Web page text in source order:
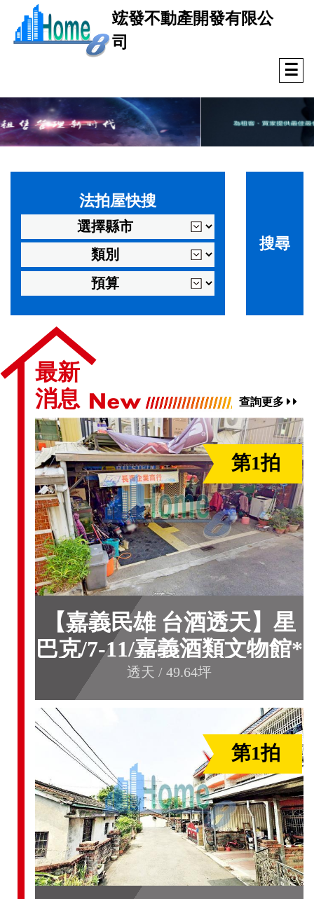
竤發不動產開發有限公
司
☰
法拍屋快搜
搜尋
最新
消息
查詢更多
第1拍
【嘉義民雄 台酒透天】星
巴克/7-11/嘉義酒類文物館*
透天 / 49.64坪
第1拍